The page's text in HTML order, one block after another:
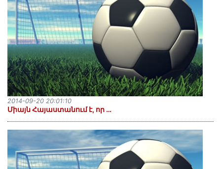
Միայն Հայաստանում է, որ …
2014-09-20 20:01:10